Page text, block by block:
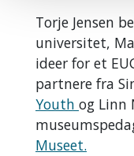
Torje Jensen
universitet,
ideer for et
partnere fra
Youth og Linn
Museet.